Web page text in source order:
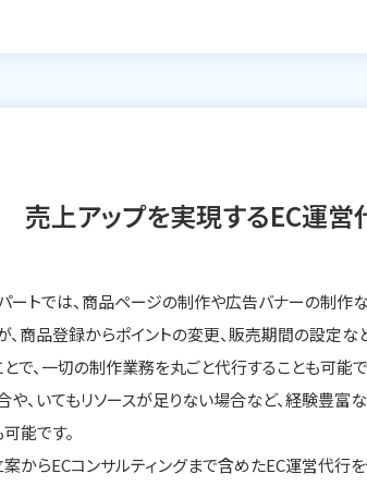
売上アップを実現するEC運営
ートでは、商品ページの制作や広告バナーの制作
、商品登録からポイントの変更、販売期間の設定
とで、一切の制作業務を丸ごと代行することも可能
や、いてもリソースが足りない場合など、経験豊
能です。
案からECコンサルティングまで含めたEC運営代行